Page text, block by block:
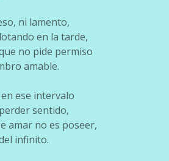
ni lamento,
en la tarde,
no pide permiso
amable.
ese intervalo
sentido,
amar no es poseer,
infinito.